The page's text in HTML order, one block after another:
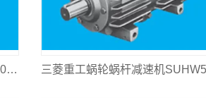
三菱重工蜗轮蜗杆减速机SUHW500L-31.5